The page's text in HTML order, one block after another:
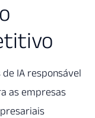
IA responsável
as empresas